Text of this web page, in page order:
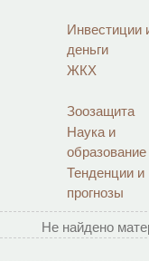
Инвестиции
деньги
ЖКХ
Зоозащита
Наука и
образование
Тенденции и
прогнозы
Не найдено